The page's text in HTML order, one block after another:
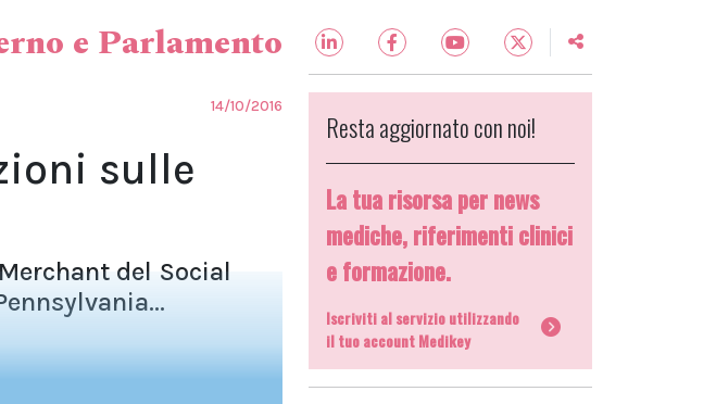
e Parlamento
14/10/2016
sulle
del Social
Resta aggiornato con noi!
La tua risorsa per news
mediche, riferimenti clinici
e formazione.
Iscriviti al servizio utilizzando
il tuo account Medikey